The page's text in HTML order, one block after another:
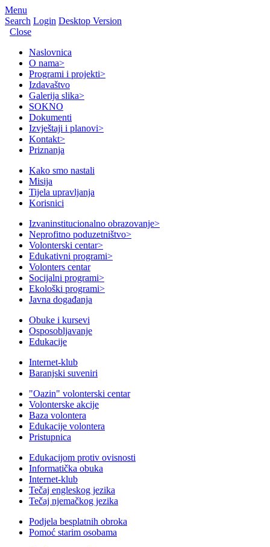
Menu
Search Login Desktop Version
Close
Naslovnica
O nama>
Programi i projekti>
Izdavaštvo
Galerija slika>
SOKNO
Dokumenti
Izvještaji i planovi>
Kontakt>
Priznanja
Kako smo nastali
Misija
Tijela upravljanja
Korisnici
Izvaninstitucionalno obrazovanje>
Neprofitno poduzetništvo>
Volonterski centar>
Edukativni programi>
Volonters centar
Socijalni programi>
Ekološki programi>
Javna događanja
Obuke i kursevi
Osposobljavanje
Edukacije
Internet-klub
Baranjski suveniri
"Oazin" volonterski centar
Volonterske akcije
Baza volontera
Edukacije volontera
Pristupnica
Edukacijom protiv ovisnosti
Informatička obuka
Internet-klub
Tečaj engleskog jezika
Tečaj njemačkog jezika
Podjela besplatnih obroka
Pomoć starim osobama